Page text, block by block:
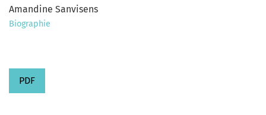
Amandine Sanvisens
Biographie
PDF